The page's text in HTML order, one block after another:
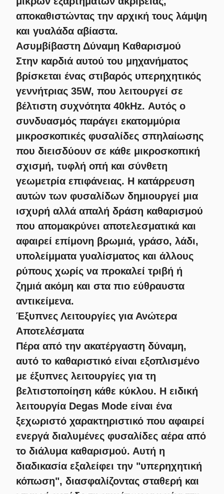
αποκαθιστώντας την αρχική τους λάμψη
και γυαλάδα αβίαστα.
Ασυμβίβαστη Δύναμη Καθαρισμού
Στην καρδιά αυτού του μηχανήματος
βρίσκεται ένας στιβαρός υπερηχητικός
γεννήτριας 35W, που λειτουργεί σε
βέλτιστη συχνότητα 40kHz. Αυτός ο
συνδυασμός παράγει εκατομμύρια
μικροσκοπικές φυσαλίδες σπηλαίωσης
που διεισδύουν σε κάθε μικροσκοπική
σχισμή, τυφλή οπή και σύνθετη
γεωμετρία επιφάνειας. Η κατάρρευση
αυτών των φυσαλίδων δημιουργεί μια
ισχυρή αλλά απαλή δράση καθαρισμού
που απομακρύνει αποτελεσματικά και
αφαιρεί επίμονη βρωμιά, γράσο, λάδι,
υπολείμματα γυαλίσματος και άλλους
ρύπους χωρίς να προκαλεί τριβή ή
ζημιά ακόμη και στα πιο εύθραυστα
αντικείμενα.
Έξυπνες Λειτουργίες για Ανώτερα
Αποτελέσματα
Πέρα από την ακατέργαστη δύναμη,
αυτό το καθαριστικό είναι εξοπλισμένο
με έξυπνες λειτουργίες για τη
βελτιστοποίηση κάθε κύκλου. Η ειδική
λειτουργία Degas Mode ​ είναι ένα
ξεχωριστό χαρακτηριστικό που αφαιρεί
ενεργά διαλυμένες φυσαλίδες αέρα από
το διάλυμα καθαρισμού. Αυτή η
διαδικασία εξαλείφει την "υπερηχητική
κόπωση", διασφαλίζοντας σταθερή και